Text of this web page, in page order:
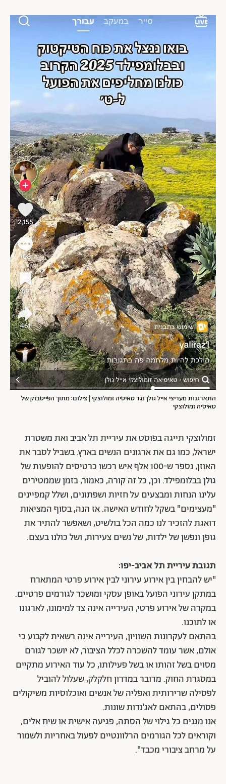
התארגנות מעריצי אייל גולן נגד טאיסיה זמולוצקי | צילום: מתוך הפייסבוק של
טאיסיה זמולוצקי
זמולוצקי תייגה בפוסט את עיריית תל אביב ואת משטרת
ישראל, כמו גם את ארגונים הנשים בארץ. בשביל לסבר את
האוזן, נספר ש-100 אלף איש רכשו כרטיסים להופעות של
גולן בבלומפילד. וכן, כל זה קורה, כאמור, בזמן שממטירים
עלינו הנחות ומבצעים על חזיות ושפתונים, ושלל קמפיינים
"מעצימים" בשקל לחודש האישה. אז הנה, בסוף המציאות
דואגת להזכיר לנו כמה הכל בולשיט, ושאפשר להתיר את
גופן ונפשן של ילדות, של נשים צעירות, ושל כולנו בעצם.
תגובת עיריית תל אביב-יפו:
"יש להבחין בין אירוע עירוני לבין אירוע פרטי המתארח
במתקן עירוני הפועל באופן עסקי ומושכר לגורמים פרטיים.
במקרה של אירוע פרטי, העירייה אינה צד למימונו, לארגונו
או לתוכנו.
בהתאם לעקרונות השוויון, העירייה אינה רשאית לקבוע כי
אולם, אשר עומד להשכרה לכלל הציבור, לא יושכר לגורם
מסוים בשל זהותו או בשל פעילותו, כל עוד האירוע מתקיים
במסגרת החוק. מדובר במדרון חלקלק, שעלול להוביל
לפסילה שרירותית ואפליה של אנשים ואוכלוסיות משיקולים
פסולים, בהתאם לאג’נדות שונות.
אנו מגנים כל גילוי של הסתה, פגיעה אישית או שיח אלים,
וקוראים לכל הגורמים הרלוונטיים לפעול באחריות ולשמור
על מרחב ציבורי מכבד".